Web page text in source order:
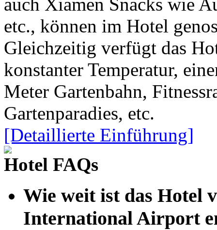
etc., können im Hotel
Gleichzeitig verfügt das
konstanter Temperatur,
Meter Gartenbahn,
Gartenparadies, etc.
[Detaillierte Einführung]
Hotel FAQs
Wie weit ist das Hotel
International Airport